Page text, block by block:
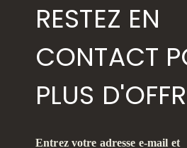
RESTEZ EN
CONTACT
PLUS
Entrez votre adresse e-mail et